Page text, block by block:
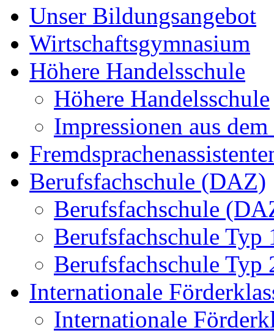
Unser Bildungsangebot
Wirtschaftsgymnasium
Höhere Handelsschule
Höhere Handelsschule
Impressionen aus
Berufsfachschule (DAZ)
Berufsfachschule
Berufsfachschule Typ
Berufsfachschule Typ
Internationale
Internationale